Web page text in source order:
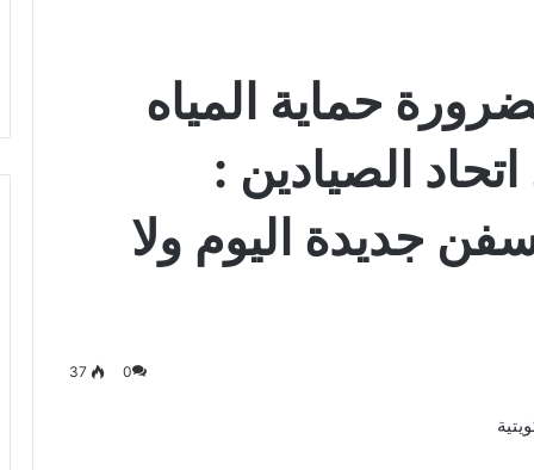
حماية المياه
اتحاد الصيادين :
جديدة اليوم ولا
0
37